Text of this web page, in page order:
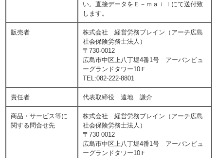
い。直接データをＥ－ｍａｉｌにて送付致
します。
販売者
株式会社 経営労務ブレイン（アーチ広島
社会保険労務士法人）
〒730-0012
広島市中区上八丁堀4番1号 アーバンビュ
ーグランドタワー10Ｆ
TEL:082-222-8801
責任者 代表取締役 遠地 謙介
商品・サービス等に
関する問合せ先
株式会社 経営労務ブレイン（アーチ広島
社会保険労務士法人）
〒730-0012
広島市中区上八丁堀4番1号 アーバンビュ
ーグランドタワー10Ｆ